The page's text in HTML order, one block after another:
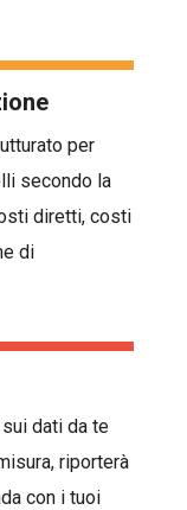
per
secondo la
diretti, costi
di
dati da te
riporterà
con i tuoi